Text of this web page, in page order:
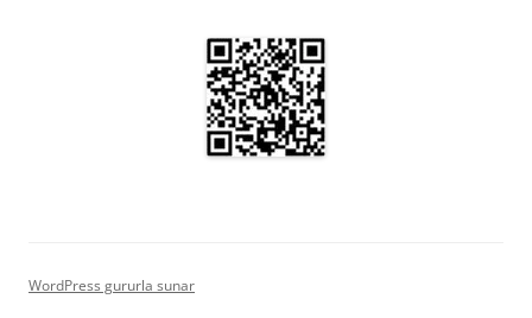
WordPress gururla sunar